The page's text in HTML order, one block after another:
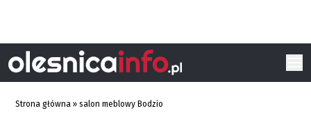
Strona główna »salon meblowy Bodzio